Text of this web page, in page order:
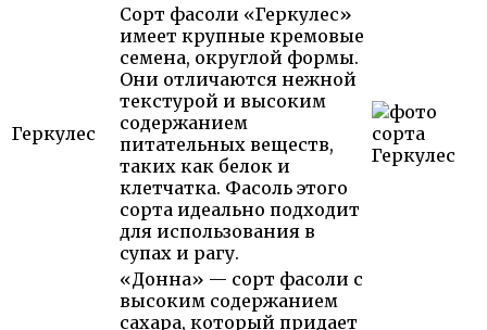
Геркулес
Сорт фасоли «Геркулес»
имеет крупные кремовые
семена, округлой формы.
Они отличаются нежной
текстурой и высоким
содержанием
питательных веществ,
таких как белок и
клетчатка. Фасоль этого
сорта идеально подходит
для использования в
супах и рагу.
«Донна» — сорт фасоли с
высоким содержанием
сахара, который придает